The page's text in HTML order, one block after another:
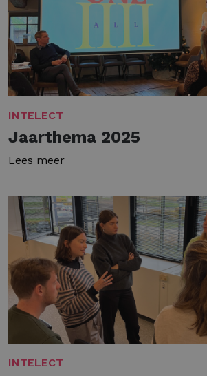
INTELECT
Jaarthema 2025
Lees meer
INTELECT